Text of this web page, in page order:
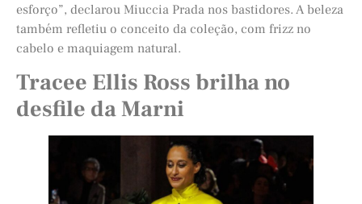
esforço”, declarou Miuccia Prada nos bastidores. A beleza
também refletiu o conceito da coleção, com frizz no
cabelo e maquiagem natural.
Tracee Ellis Ross brilha no
desfile da Marni